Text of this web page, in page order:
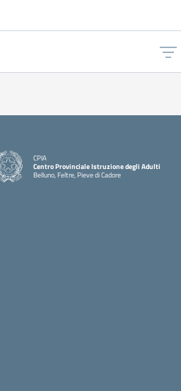
CPIA
Centro Provinciale Istruzione degli Adulti
Belluno, Feltre, Pieve di Cadore